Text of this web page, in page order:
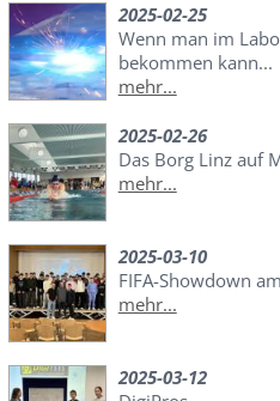
2025-02-25
Wenn man im
bekommen kann...
mehr...
2025-02-26
Das Borg Linz auf
mehr...
2025-03-10
FIFA-Showdown
mehr...
2025-03-12